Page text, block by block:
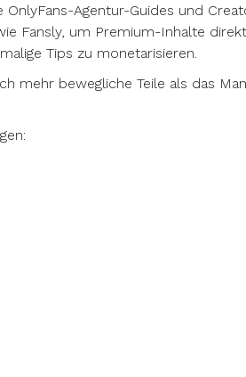
Agentur-Guides und
Fansly, um Premium-Inhalte
Tips zu monetarisieren.
mehr bewegliche Teile als das